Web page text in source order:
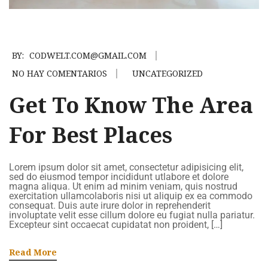
BY: CODWELT.COM@GMAIL.COM
NO HAY COMENTARIOS
UNCATEGORIZED
Get To Know The Area
For Best Places
Lorem ipsum dolor sit amet, consectetur adipisicing elit,
sed do eiusmod tempor incididunt utlabore et dolore
magna aliqua. Ut enim ad minim veniam, quis nostrud
exercitation ullamcolaboris nisi ut aliquip ex ea commodo
consequat. Duis aute irure dolor in reprehenderit
involuptate velit esse cillum dolore eu fugiat nulla pariatur.
Excepteur sint occaecat cupidatat non proident, […]
Read More